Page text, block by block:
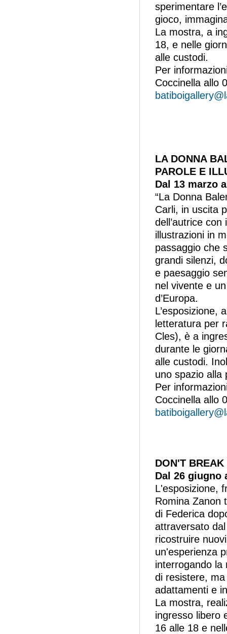
sperimentare
gioco,
La mostra, a
18, e nelle
alle custodi.
Per
Coccinella allo
LA DONNA
PAROLE E
Dal 13 marzo
“La Donna
Carli, in uscita
dell’autrice
illustrazioni in
passaggio che
grandi silenzi,
e paesaggio
nel vivente e
d’Europa.
L’esposizione,
letteratura per
Cles), è a
durante le
alle custodi.
uno spazio alla
Per
Coccinella allo
DON'T BREAK
Dal 26 giugno
L'esposizione,
Romina Zanon
di Federica
attraversato
ricostruire
un'esperienza
interrogando la
di resistere,
adattamenti e
La mostra,
ingresso libero
16 alle 18 e